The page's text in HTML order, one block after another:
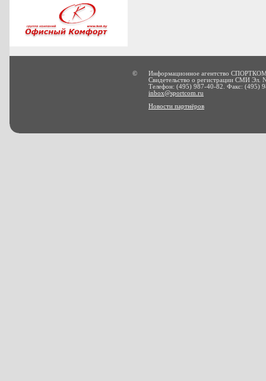
©
Информационное агентство
Свидетельство о регистрации СМИ Эл.
Телефон: (495) 987-40-82. Факс: (495)
inbox@sportcom.ru
Новости партнёров